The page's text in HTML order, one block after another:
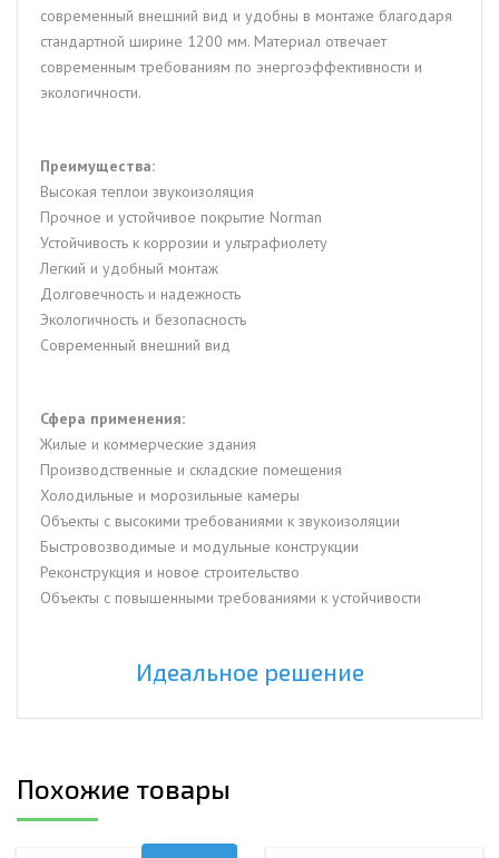
современный внешний вид и удобны в монтаже благодаря
стандартной ширине 1200 мм. Материал отвечает
современным требованиям по энергоэффективности и
экологичности.
Преимущества:
Высокая теплои звукоизоляция
Прочное и устойчивое покрытие Norman
Устойчивость к коррозии и ультрафиолету
Легкий и удобный монтаж
Долговечность и надежность
Экологичность и безопасность
Современный внешний вид
Сфера применения:
Жилые и коммерческие здания
Производственные и складские помещения
Холодильные и морозильные камеры
Объекты с высокими требованиями к звукоизоляции
Быстровозводимые и модульные конструкции
Реконструкция и новое строительство
Объекты с повышенными требованиями к устойчивости
Идеальное решение
Похожие товары